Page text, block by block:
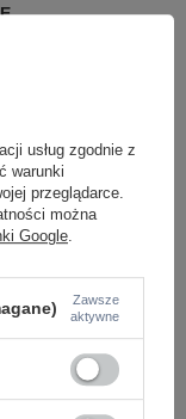
usług zgodnie z
warunki
przeglądarce.
można
Google.
Zawsze
aktywne